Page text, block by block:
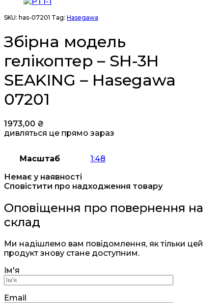
SKU: has-07201 Tag: Hasegawa
Збірна модель
гелікоптер – SH-3H
SEAKING – Hasegawa
07201
1973,00 ₴
дивляться це прямо зараз
Масштаб
1:48
Немає у наявності
Сповістити про надходження товару
Оповіщення про повернення на
склад
Ми надішлемо вам повідомлення, як тільки цей
продукт знову стане доступним.
Ім'я
Email